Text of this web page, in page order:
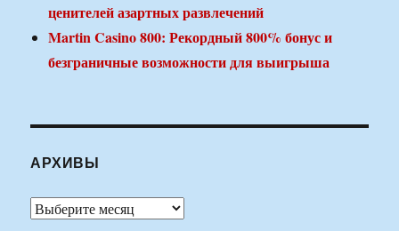
ценителей азартных развлечений
Martin Casino 800: Рекордный 800% бонус и
безграничные возможности для выигрыша
АРХИВЫ
Архивы